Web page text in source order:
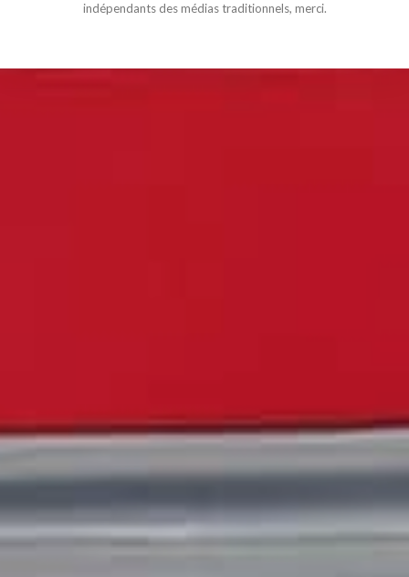
indépendants des médias traditionnels, merci.